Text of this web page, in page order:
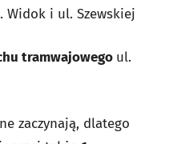
Widok i ul. Szewskiej
tramwajowego ul.
zaczynają, dlatego